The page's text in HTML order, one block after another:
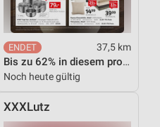
37,5 km
Bis zu 62% in diesem prospekt
Noch heute gültig
XXXLutz